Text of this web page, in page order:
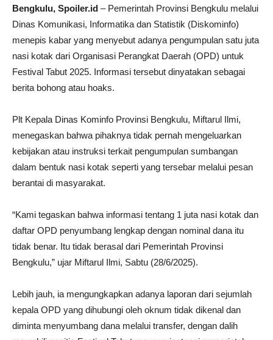
Bengkulu, Spoiler.id – Pemerintah Provinsi Bengkulu melalui
Dinas Komunikasi, Informatika dan Statistik (Diskominfo)
menepis kabar yang menyebut adanya pengumpulan satu juta
nasi kotak dari Organisasi Perangkat Daerah (OPD) untuk
Festival Tabut 2025. Informasi tersebut dinyatakan sebagai
berita bohong atau hoaks.
Plt Kepala Dinas Kominfo Provinsi Bengkulu, Miftarul Ilmi,
menegaskan bahwa pihaknya tidak pernah mengeluarkan
kebijakan atau instruksi terkait pengumpulan sumbangan
dalam bentuk nasi kotak seperti yang tersebar melalui pesan
berantai di masyarakat.
“Kami tegaskan bahwa informasi tentang 1 juta nasi kotak dan
daftar OPD penyumbang lengkap dengan nominal dana itu
tidak benar. Itu tidak berasal dari Pemerintah Provinsi
Bengkulu,” ujar Miftarul Ilmi, Sabtu (28/6/2025).
Lebih jauh, ia mengungkapkan adanya laporan dari sejumlah
kepala OPD yang dihubungi oleh oknum tidak dikenal dan
diminta menyumbang dana melalui transfer, dengan dalih